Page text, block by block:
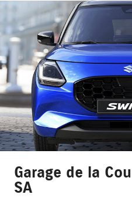
Garage de la
SA